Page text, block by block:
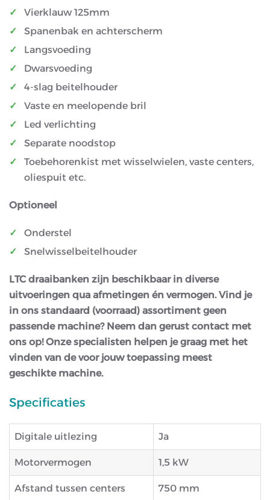
Vierklauw 125mm
Spanenbak en achterscherm
Langsvoeding
Dwarsvoeding
4-slag beitelhouder
Vaste en meelopende bril
Led verlichting
Separate noodstop
Toebehorenkist met wisselwielen, vaste centers,
oliespuit etc.
Optioneel
Onderstel
Snelwisselbeitelhouder
LTC draaibanken zijn beschikbaar in diverse
uitvoeringen qua afmetingen én vermogen. Vind je
in ons standaard (voorraad) assortiment geen
passende machine? Neem dan gerust contact met
ons op! Onze specialisten helpen je graag met het
vinden van de voor jouw toepassing meest
geschikte machine.
Specificaties
Digitale uitlezing Ja
Motorvermogen 1,5 kW
Afstand tussen centers 750 mm